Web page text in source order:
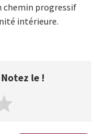
chemin progressif
intérieure.
le !